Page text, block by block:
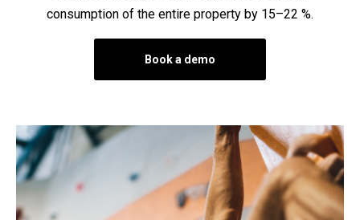
consumption of the entire property by 15–22 %.
Book a demo